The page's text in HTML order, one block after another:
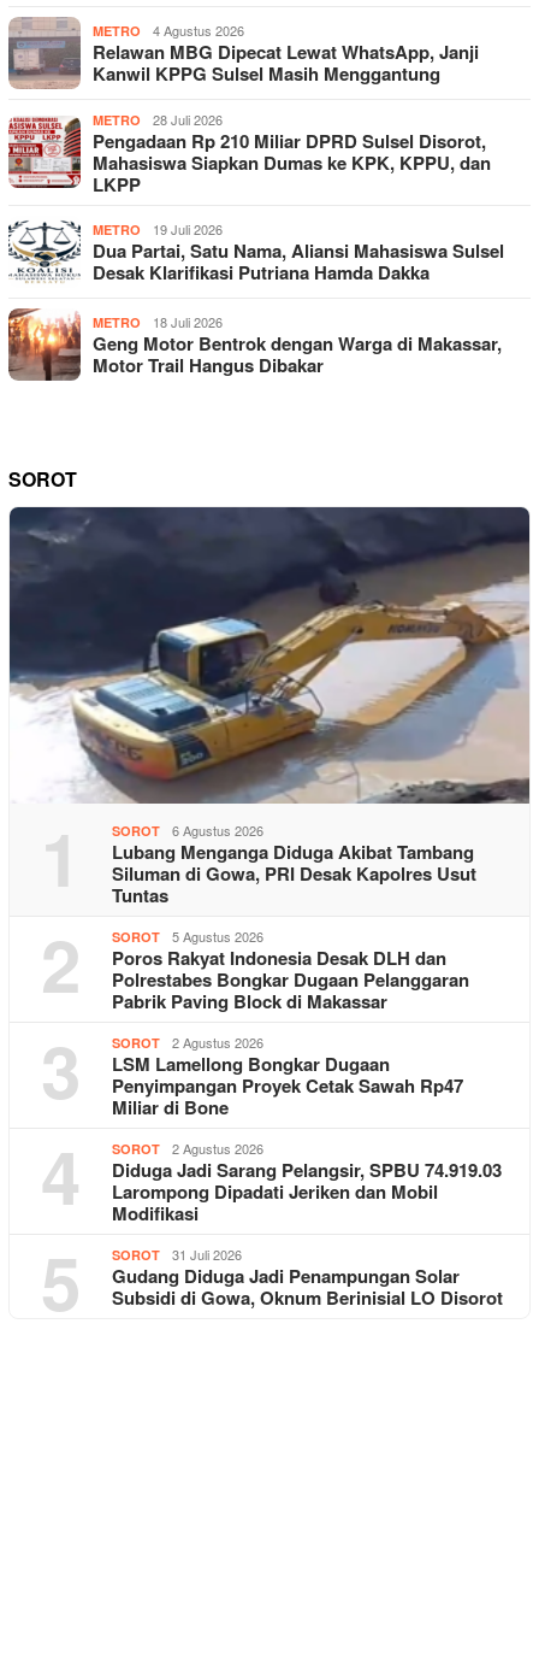
METRO 4 Agustus 2026
Relawan MBG Dipecat Lewat WhatsApp, Janji
Kanwil KPPG Sulsel Masih Menggantung
METRO 28 Juli 2026
Pengadaan Rp 210 Miliar DPRD Sulsel Disorot,
Mahasiswa Siapkan Dumas ke KPK, KPPU, dan
LKPP
METRO 19 Juli 2026
Dua Partai, Satu Nama, Aliansi Mahasiswa Sulsel
Desak Klarifikasi Putriana Hamda Dakka
METRO 18 Juli 2026
Geng Motor Bentrok dengan Warga di Makassar,
Motor Trail Hangus Dibakar
SOROT
1 SOROT 6 Agustus 2026
Lubang Menganga Diduga Akibat Tambang
Siluman di Gowa, PRI Desak Kapolres Usut
Tuntas
2 SOROT 5 Agustus 2026
Poros Rakyat Indonesia Desak DLH dan
Polrestabes Bongkar Dugaan Pelanggaran
Pabrik Paving Block di Makassar
3 SOROT 2 Agustus 2026
LSM Lamellong Bongkar Dugaan
Penyimpangan Proyek Cetak Sawah Rp47
Miliar di Bone
4 SOROT 2 Agustus 2026
Diduga Jadi Sarang Pelangsir, SPBU 74.919.03
Larompong Dipadati Jeriken dan Mobil
Modifikasi
5 SOROT 31 Juli 2026
Gudang Diduga Jadi Penampungan Solar
Subsidi di Gowa, Oknum Berinisial LO Disorot